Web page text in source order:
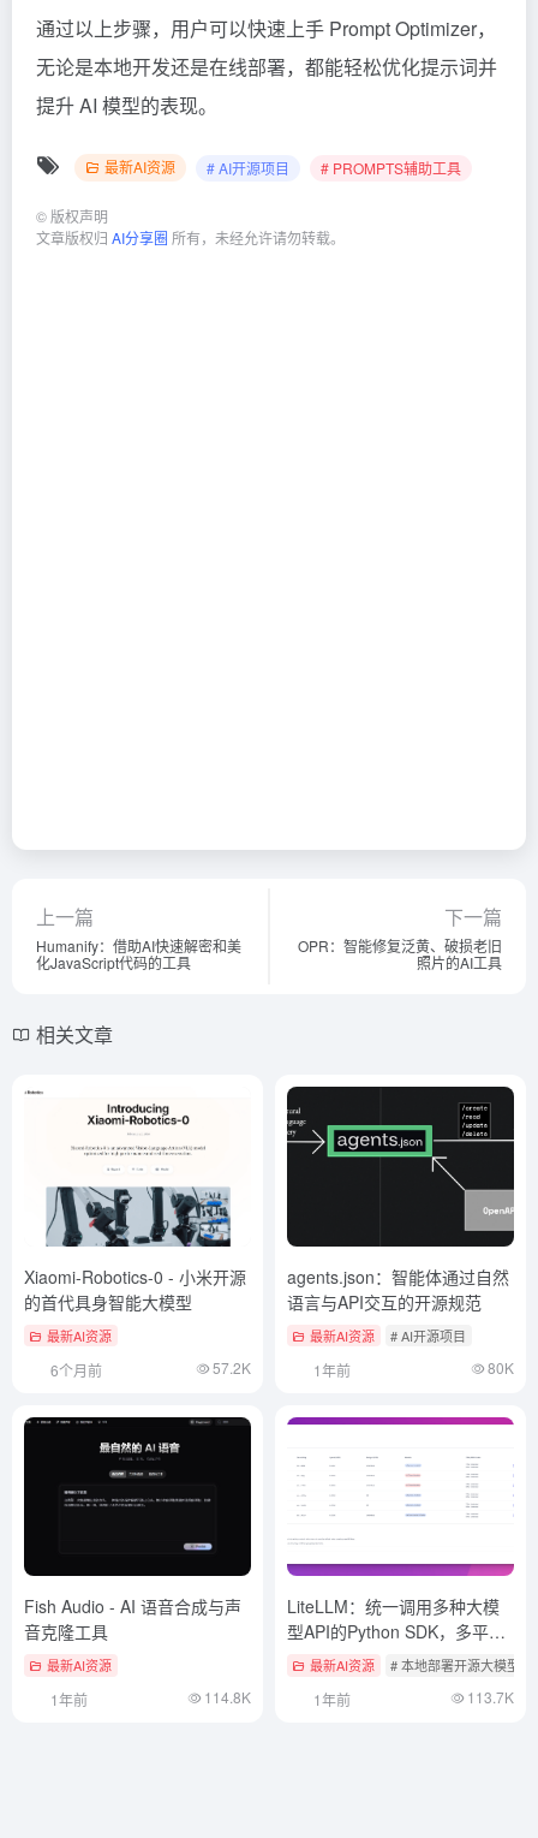
通过以上步骤，用户可以快速上手 Prompt Optimizer，
无论是本地开发还是在线部署，都能轻松优化提示词并
提升 AI 模型的表现。
最新AI资源 # AI开源项目 # PROMPTS辅助工具
© 版权声明
文章版权归 AI分享圈 所有，未经允许请勿转载。
上一篇
Humanify：借助AI快速解密和美
化JavaScript代码的工具
下一篇
OPR：智能修复泛黄、破损老旧
照片的AI工具
相关文章
Xiaomi-Robotics-0 - 小米开源
的首代具身智能大模型
最新AI资源
6个月前 57.2K
agents.json：智能体通过自然
语言与API交互的开源规范
最新AI资源 # AI开源项目
1年前 80K
Fish Audio - AI 语音合成与声
音克隆工具
最新AI资源
1年前 114.8K
LiteLLM：统一调用多种大模
型API的Python SDK，多平台
LLM调用与管理工具
最新AI资源 # 本地部署开源大模型工
1年前 113.7K